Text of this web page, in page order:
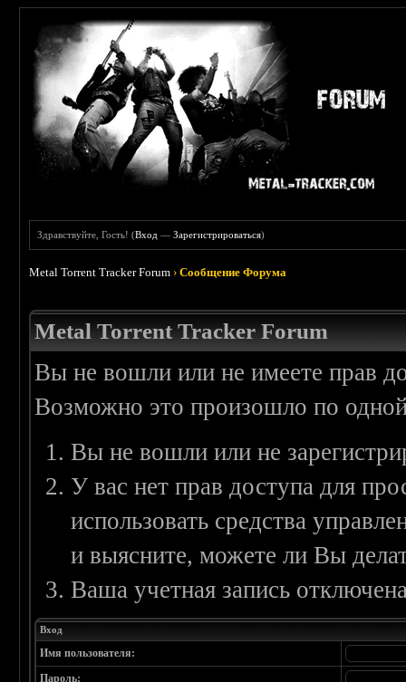
Здравствуйте, Гость! (Вход —Зарегистрироваться)
Metal Torrent Tracker Forum ›Сообщение Форума
Metal Torrent Tracker Forum
Вы не вошли или не имеете прав
Возможно это произошло по
Вы не вошли или не
У вас нет прав доступа для
использовать средства
и выясните, можете ли Вы
Ваша учетная запись
Вход
Имя пользователя:
Пароль: